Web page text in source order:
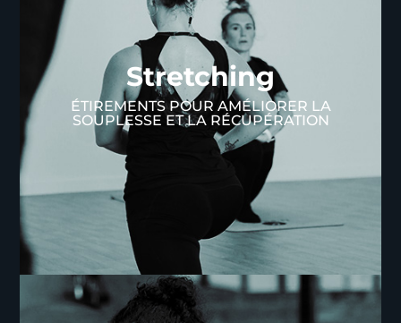
Stretching
ÉTIREMENTS POUR AMÉLIORER LA
SOUPLESSE ET LA RÉCUPÉRATION
Streching
Offrez-vous une pause bien-être avec notre cours
de Stretching à l'Académie du Mouvement. Ces
exercices d'étirements sont conçus pour
améliorer votre flexibilité et favoriser la
récupération de votre corps.